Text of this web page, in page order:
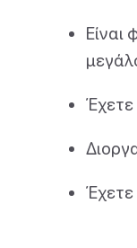
Είναι
Έχετε
Έχετε